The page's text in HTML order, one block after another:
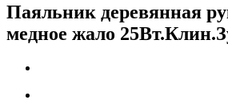
Паяльник деревянная
медное жало